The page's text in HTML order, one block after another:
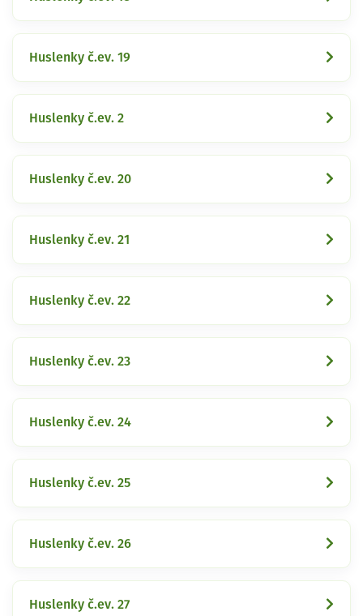
Huslenky č.ev. 19
Huslenky č.ev. 2
Huslenky č.ev. 20
Huslenky č.ev. 21
Huslenky č.ev. 22
Huslenky č.ev. 23
Huslenky č.ev. 24
Huslenky č.ev. 25
Huslenky č.ev. 26
Huslenky č.ev. 27